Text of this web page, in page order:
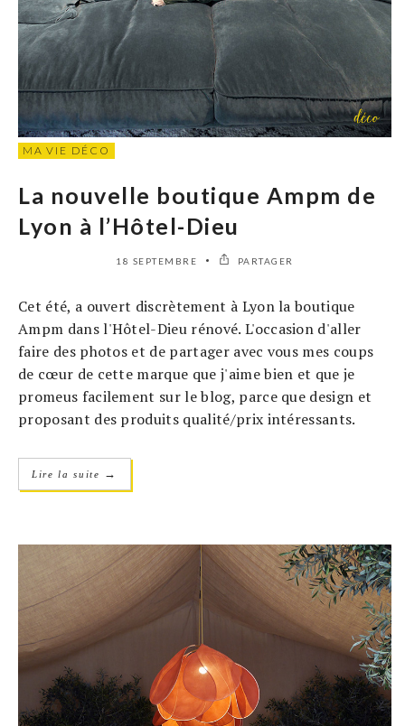
MA VIE DÉCO
La nouvelle boutique Ampm de
Lyon à l’Hôtel-Dieu
18 SEPTEMBRE PARTAGER
Cet été, a ouvert discrètement à Lyon la boutique
Ampm dans l'Hôtel-Dieu rénové. L'occasion d'aller
faire des photos et de partager avec vous mes coups
de cœur de cette marque que j'aime bien et que je
promeus facilement sur le blog, parce que design et
proposant des produits qualité/prix intéressants.
Lire la suite →